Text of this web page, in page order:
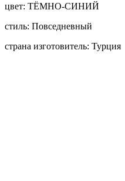
цвет: ТЁМНО-СИНИЙ
стиль: Повседневный
страна изготовитель: Турция